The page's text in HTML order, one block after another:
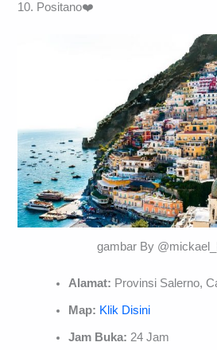
10. Positano❤️
gambar By
Alamat: Provinsi Salerno,
Map: Klik Disini
Jam Buka: 24 Jam